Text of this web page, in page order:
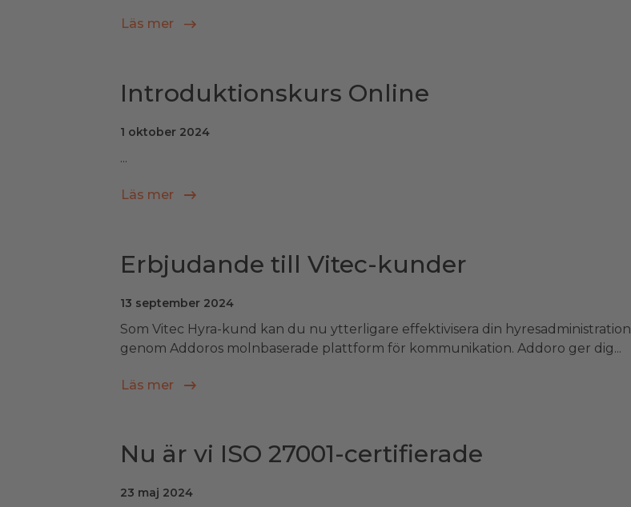
Läs mer
Introduktionskurs Online
1 oktober 2024
...
Läs mer
Erbjudande till Vitec-kunder
13 september 2024
Som Vitec Hyra-kund kan du nu ytterligare effektivisera din hyresadministration
genom Addoros molnbaserade plattform för kommunikation. Addoro ger dig...
Läs mer
Nu är vi ISO 27001-certifierade
23 maj 2024